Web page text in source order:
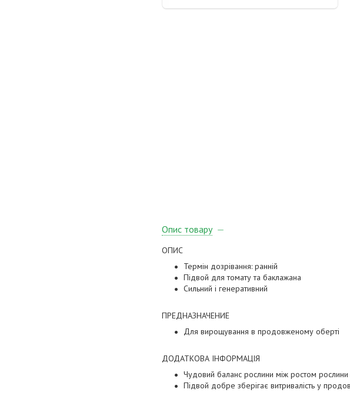
Опис товару
ОПИС
Термін дозрівання: ранній
Підвой для томату та баклажана
Сильний і генеративний
ПРЕДНАЗНАЧЕНИЕ
Для вирощування в продовженому оберті
ДОДАТКОВА ІНФОРМАЦІЯ
Чудовий баланс рослини між ростом
Підвой добре зберігає витривалість у